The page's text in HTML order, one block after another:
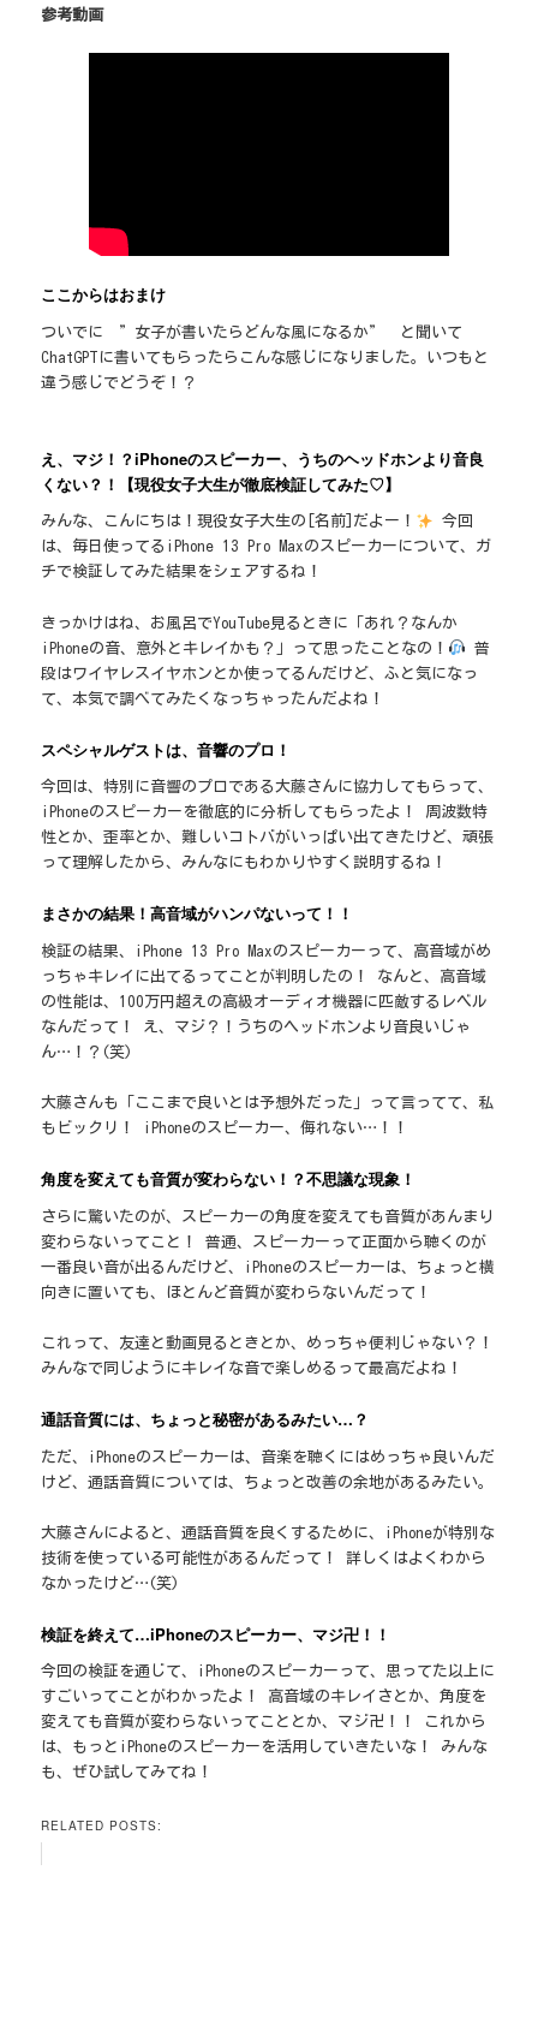
参考動画
ここからはおまけ
ついでに ”女子が書いたらどんな風になるか” と聞いて
ChatGPTに書いてもらったらこんな感じになりました。いつもと
違う感じでどうぞ！？
え、マジ！？iPhoneのスピーカー、うちのヘッドホンより音良
くない？！【現役女子大生が徹底検証してみた♡】
みんな、こんにちは！現役女子大生の[名前]だよー！
今回
は、毎日使ってるiPhone 13 Pro Maxのスピーカーについて、ガ
チで検証してみた結果をシェアするね！
きっかけはね、お風呂でYouTube見るときに「あれ？なんか
iPhoneの音、意外とキレイかも？」って思ったことなの！
普
段はワイヤレスイヤホンとか使ってるんだけど、ふと気になっ
て、本気で調べてみたくなっちゃったんだよね！
スペシャルゲストは、音響のプロ！
今回は、特別に音響のプロである大藤さんに協力してもらって、
iPhoneのスピーカーを徹底的に分析してもらったよ！ 周波数特
性とか、歪率とか、難しいコトバがいっぱい出てきたけど、頑張
って理解したから、みんなにもわかりやすく説明するね！
まさかの結果！高音域がハンパないって！！
検証の結果、iPhone 13 Pro Maxのスピーカーって、高音域がめ
っちゃキレイに出てるってことが判明したの！ なんと、高音域
の性能は、100万円超えの高級オーディオ機器に匹敵するレベル
なんだって！ え、マジ？！うちのヘッドホンより音良いじゃ
ん…！？(笑)
大藤さんも「ここまで良いとは予想外だった」って言ってて、私
もビックリ！ iPhoneのスピーカー、侮れない…！！
角度を変えても音質が変わらない！？不思議な現象！
さらに驚いたのが、スピーカーの角度を変えても音質があんまり
変わらないってこと！ 普通、スピーカーって正面から聴くのが
一番良い音が出るんだけど、iPhoneのスピーカーは、ちょっと横
向きに置いても、ほとんど音質が変わらないんだって！
これって、友達と動画見るときとか、めっちゃ便利じゃない？！
みんなで同じようにキレイな音で楽しめるって最高だよね！
通話音質には、ちょっと秘密があるみたい…？
ただ、iPhoneのスピーカーは、音楽を聴くにはめっちゃ良いんだ
けど、通話音質については、ちょっと改善の余地があるみたい。
大藤さんによると、通話音質を良くするために、iPhoneが特別な
技術を使っている可能性があるんだって！ 詳しくはよくわから
なかったけど…(笑)
検証を終えて…iPhoneのスピーカー、マジ卍！！
今回の検証を通じて、iPhoneのスピーカーって、思ってた以上に
すごいってことがわかったよ！ 高音域のキレイさとか、角度を
変えても音質が変わらないってこととか、マジ卍！！ これから
は、もっとiPhoneのスピーカーを活用していきたいな！ みんな
も、ぜひ試してみてね！
RELATED POSTS: